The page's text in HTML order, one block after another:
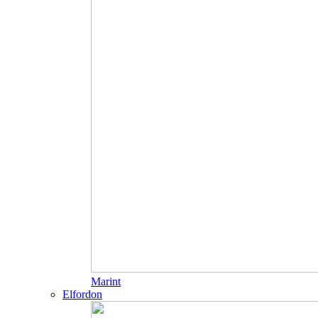
Marint
Elfordon